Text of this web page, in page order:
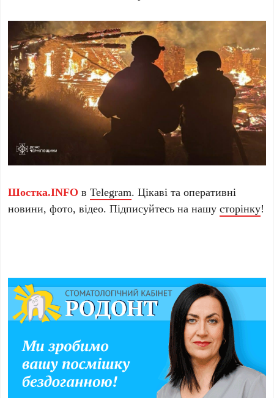
Шостка.INFO вTelegram. Цікаві та оперативні
новини, фото, відео. Підписуйтесь на нашусторінку!